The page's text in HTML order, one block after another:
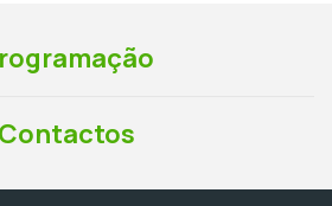
Contactos